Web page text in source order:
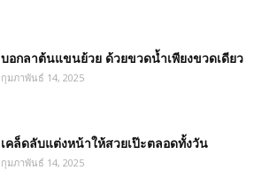
บอกลาต้นแขนย้วย ด้วยขวดน้ำเพียงขวดเดียว
กุมภาพันธ์ 14, 2025
เคล็ดลับแต่งหน้าให้สวยเป๊ะตลอดทั้งวัน
กุมภาพันธ์ 14, 2025